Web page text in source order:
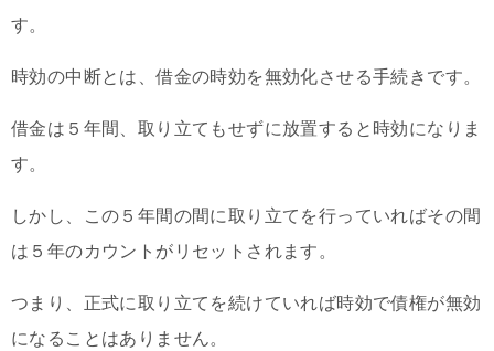
す。
時効の中断とは、借金の時効を無効化させる手続きです。
借金は５年間、取り立てもせずに放置すると時効になりま
す。
しかし、この５年間の間に取り立てを行っていればその間
は５年のカウントがリセットされます。
つまり、正式に取り立てを続けていれば時効で債権が無効
になることはありません。